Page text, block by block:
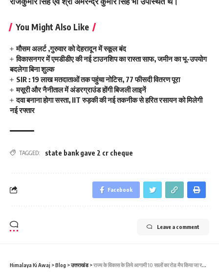
You Might Also Like
मौसम अलर्ट ,गुरुवार को देहरादून में स्कूल बंद
विकासनगर में एमडीडीए की नई टाउनशिप का रास्ता साफ, जमीन का भू-उपयोग
बदलेगा बिना शुल्क
SIR : 19 लाख मतदाताओं तक पहुंचा नोटिस, 77 फीसदी वितरण पूरा
मसूरी और नैनीताल में अंडरग्राउंड होंगी बिजली लाइनें
दवा बनाना होगा सस्ता, IIT रुड़की की नई तकनीक से हरित रसायन को मिलेगी
नई रफ्तार
TAGGED: state bank gave 2 cr cheque
Facebook
Leave a comment
Himalaya Ki Awaj >Blog >उत्तराखंड>राज्य के विकास के लिये आगामी 10 सालों का रोड मैप किया जा रहा है तैयार : मुख्‍यमंत्री